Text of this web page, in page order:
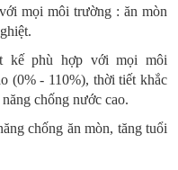
mọi môi trường : ăn mòn
kế phù hợp với mọi môi
(0% - 110%), thời tiết khắc
chống nước cao.
chống ăn mòn, tăng tuổi